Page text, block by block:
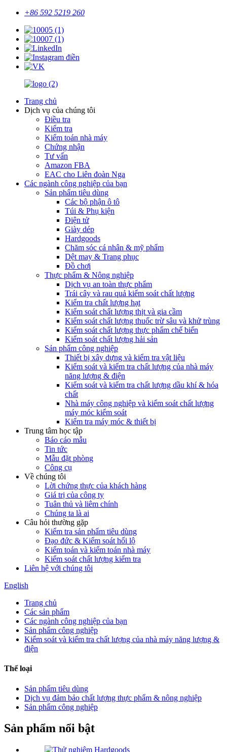
+86 592 5219 260
Trang chủ
Dịch vụ của chúng tôi
Điều tra
Kiểm tra
Kiểm toán nhà máy
Chứng nhận
Tư vấn
Amazon FBA
EAC cho Liên đoàn Nga
Các ngành công nghiệp của bạn
Sản phẩm tiêu dùng
Các bộ phận ô tô
Túi & Phụ kiện
Điện tử
Giày dép
Hardgoods
Chăm sóc cá nhân & mỹ phẩm
Dệt may & Trang phục
Đồ chơi
Thực phẩm & Nông nghiệp
Dịch vụ an toàn thực phẩm
Trái cây và rau quả kiểm soát chất lượng
Kiểm tra chất lượng hạt
Kiểm soát chất lượng thịt và gia cầm
Kiểm soát chất lượng thuốc trừ sâu và khử trùng
Kiểm soát chất lượng thực phẩm chế biến
Kiểm soát chất lượng hải sản
Sản phẩm công nghiệp
Thiết bị xây dựng và kiểm tra vật liệu
Kiểm soát và kiểm tra chất lượng của nhà máy
năng lượng & điện
Kiểm soát và kiểm tra chất lượng dầu khí & hóa
chất
Nhà máy công nghiệp và kiểm soát chất lượng
máy móc kiểm soát
Kiểm tra máy móc & thiết bị
Trung tâm học tập
Báo cáo mẫu
Tin tức
Mẫu đặt phòng
Công cụ
Về chúng tôi
Lời chứng thực của khách hàng
Giá trị của công ty
Tuân thủ và liêm chính
Chúng ta là ai
Câu hỏi thường gặp
Kiểm tra sản phẩm tiêu dùng
Đạo đức & Kiểm soát hối lộ
Kiểm toán và kiểm toán nhà máy
Kiểm soát chất lượng kiểm tra
Liên hệ với chúng tôi
English
Trang chủ
Các sản phẩm
Các ngành công nghiệp của bạn
Sản phẩm công nghiệp
Kiểm soát và kiểm tra chất lượng của nhà máy năng lượng &
điện
Thể loại
Sản phẩm tiêu dùng
Dịch vụ đảm bảo chất lượng thực phẩm & nông nghiệp
Sản phẩm công nghiệp
Sản phẩm nổi bật